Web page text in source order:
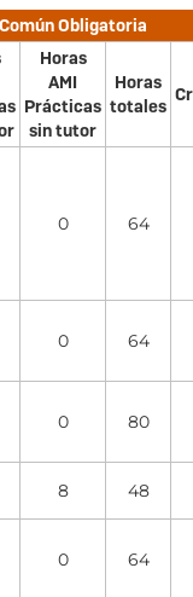
Obligatoria
Horas
AMI
Prácticas
sin tutor
Horas
totales
0 64
0 64
0 80
8 48
0 64